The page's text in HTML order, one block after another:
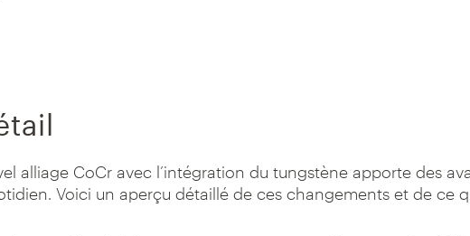
alliage CoCr avec l’intégration du tungstène apporte des
Voici un aperçu détaillé de ces changements et de ce